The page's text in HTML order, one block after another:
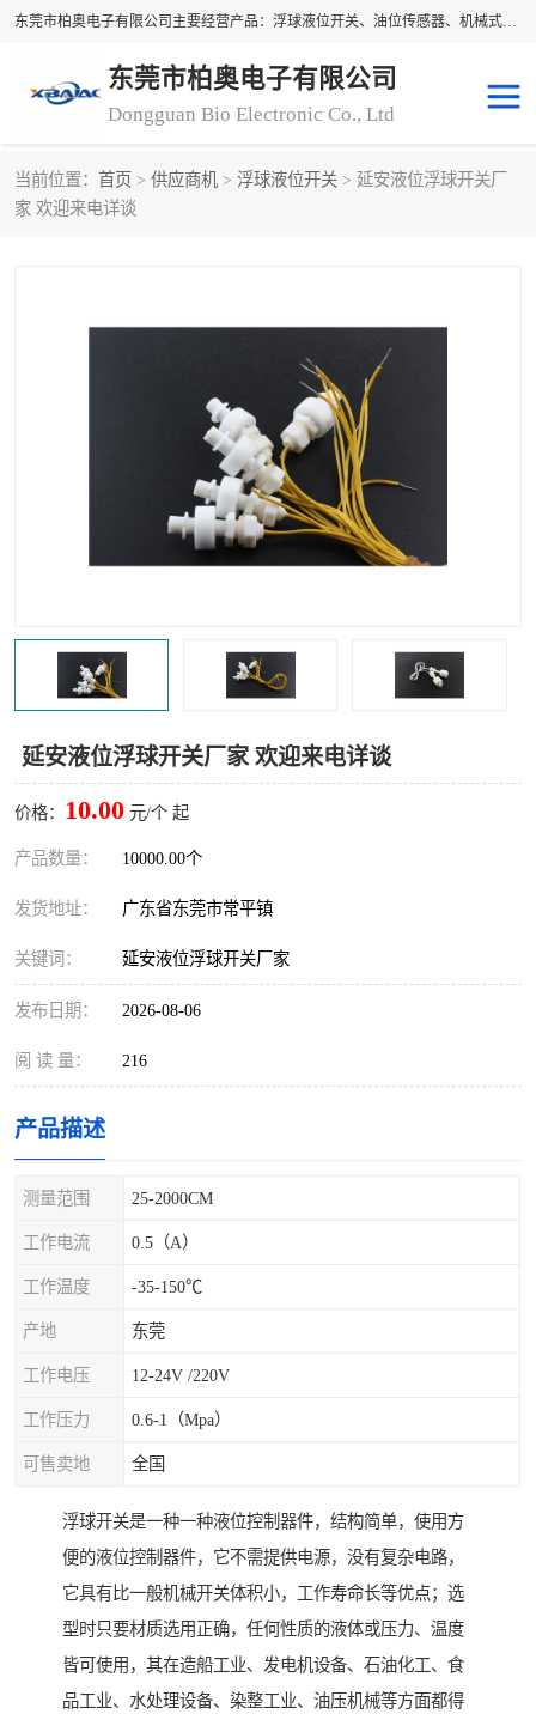
东莞市柏奥电子有限公司主要经营产品：浮球液位开关、油位传感器、机械式油表、浮球液位计、水位控制浮球阀、料位开关，水流开关、油水位控制配套仪表等。柏奥电子，您可信赖的合作伙伴
东莞市柏奥电子有限公司
Dongguan Bio Electronic Co., Ltd
当前位置： 首页 > 供应商机 > 浮球液位开关 > 延安液位浮球开关厂
家 欢迎来电详谈
延安液位浮球开关厂家 欢迎来电详谈
价格： 10.00 元/个 起
产品数量： 10000.00个
发货地址： 广东省东莞市常平镇
关键词： 延安液位浮球开关厂家
发布日期： 2026-08-06
阅 读 量： 216
产品描述
测量范围 25-2000CM
工作电流 0.5（A）
工作温度 -35-150℃
产地 东莞
工作电压 12-24V /220V
工作压力 0.6-1（Mpa）
可售卖地 全国
浮球开关是一种一种液位控制器件，结构简单，使用方
便的液位控制器件，它不需提供电源，没有复杂电路，
它具有比一般机械开关体积小，工作寿命长等优点；选
型时只要材质选用正确，任何性质的液体或压力、温度
皆可使用，其在造船工业、发电机设备、石油化工、食
品工业、水处理设备、染整工业、油压机械等方面都得
浮球液位开关
料位开关 油位表
浮球阀
转速表